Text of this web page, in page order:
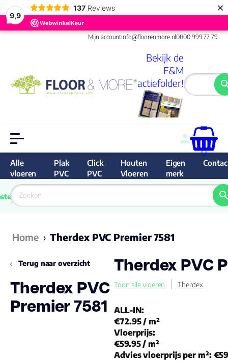
9,9
137 Reviews ×
Mijn accountinfo@floorenmore.nl0800 999 77 79
Bekijk de
F&M
actiefolder!
0
Alle
vloeren
Plak
PVC
Click
PVC
Houten
Vloeren
Eigen
merk
van
Nederland
9.6/10
Home › Therdex PVC Premier 7581
Terug naar overzicht
Therdex PVC
Premier 7581
Therdex PVC
Toon alle vloeren Therdex
ALL-IN:
€72.95/ m²
Vloerprijs:
€59.95/ m²
Advies vloerprijs per m²: